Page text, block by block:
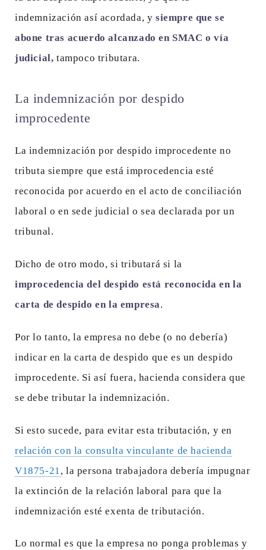
indemnización así acordada, ysiempre que se
abone tras acuerdo alcanzado en SMAC o vía
judicial, tampoco tributara.
La indemnización por despido
improcedente
La indemnización por despido improcedente no
tributa siempre que está improcedencia esté
reconocida por acuerdo en el acto de conciliación
laboral o en sede judicial o sea declarada por un
tribunal.
Dicho de otro modo, si tributará si la
improcedencia del despido está reconocida en la
carta de despido en la empresa.
Por lo tanto, la empresa no debe (o no debería)
indicar en la carta de despido que es un despido
improcedente. Si así fuera, hacienda considera que
se debe tributar la indemnización.
Si esto sucede, para evitar esta tributación, y en
relación con la consulta vinculante de hacienda
V1875-21 , la persona trabajadora debería impugnar
la extinción de la relación laboral para que la
indemnización esté exenta de tributación.
Lo normal es que la empresa no ponga problemas y